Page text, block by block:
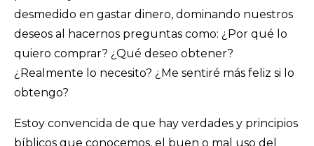
desmedido en gastar dinero, dominando nuestros
deseos al hacernos preguntas como: ¿Por qué lo
quiero comprar? ¿Qué deseo obtener?
¿Realmente lo necesito? ¿Me sentiré más feliz si lo
obtengo?
Estoy convencida de que hay verdades y principios
bíblicos que conocemos, el buen o mal uso del